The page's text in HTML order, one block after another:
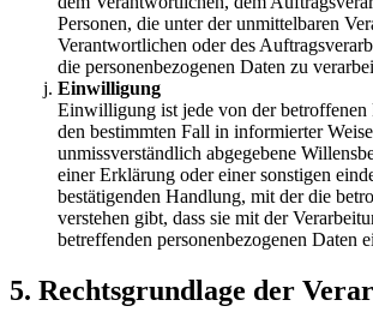
Personen, die unter der unmittelbaren
Verantwortlichen oder des
die personenbezogenen Daten zu
Einwilligung
Einwilligung ist jede von der
den bestimmten Fall in informierter
unmissverständlich abgegebene
einer Erklärung oder einer sonstigen
bestätigenden Handlung, mit der die
verstehen gibt, dass sie mit der
betreffenden personenbezogenen Daten
5. Rechtsgrundlage der